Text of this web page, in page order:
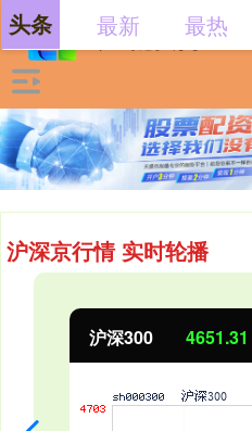
沪深京行情 实时轮播
北证50 1122.88
头条 最新 最热